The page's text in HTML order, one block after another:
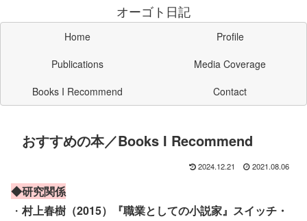
オーゴト日記
Home
Profile
Publications
Media Coverage
Books I Recommend
Contact
おすすめの本／Books I Recommend
2024.12.21 2021.08.06
◆研究関係
・ 村上春樹（2015）『職業としての小説家』スイッチ・